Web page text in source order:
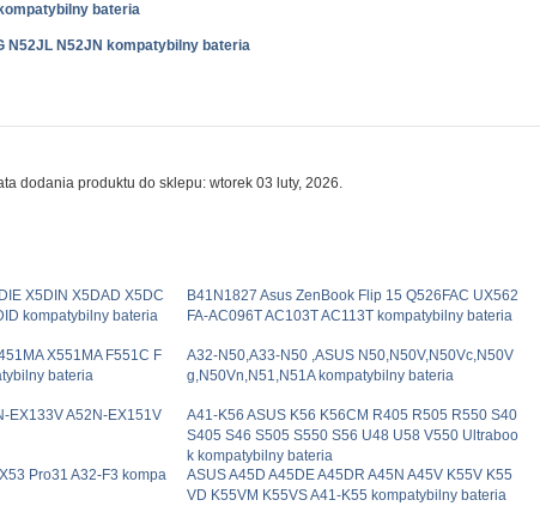
bateria
N52JL N52JN kompatybilny bateria
dodania produktu do sklepu: wtorek 03 luty, 2026.
X5DIN X5DAD X5DC
kompatybilny bateria
B41N1827 Asus ZenBook Flip 15 Q526FAC UX562
FA-AC096T AC103T AC113T kompatybilny bateria
X551MA F551C F
bateria
A32-N50,A33-N50 ,ASUS N50,N50V,N50Vc,N50V
g,N50Vn,N51,N51A kompatybilny bateria
EX133V A52N-EX151V
A41-K56 ASUS K56 K56CM R405 R505 R550 S40
S405 S46 S505 S550 S56 U48 U58 V550 Ultraboo
k kompatybilny bateria
Pro31 A32-F3 kompa
ASUS A45D A45DE A45DR A45N A45V K55V K55
VD K55VM K55VS A41-K55 kompatybilny bateria